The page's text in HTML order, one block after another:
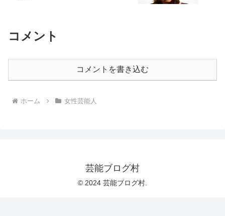
コメント
コメントを書き込む
ホーム 女性芸能人
芸能ブログ村
© 2024 芸能ブログ村.